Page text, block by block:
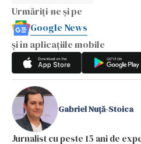
Urmăriți-ne și pe
Google News
și în aplicațiile mobile
Gabriel Nuță-Stoica
Jurnalist cu peste 15 ani de